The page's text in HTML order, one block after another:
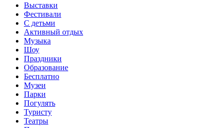
Выставки
Фестивали
С детьми
Активный отдых
Музыка
Шоу
Праздники
Образование
Бесплатно
Музеи
Парки
Погулять
Туристу
Театры